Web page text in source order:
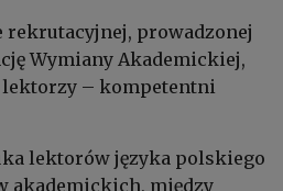
rekrutacyjnej, prowadzonej
Wymiany Akademickiej,
– kompetentni
lektorów języka polskiego
akademickich, między